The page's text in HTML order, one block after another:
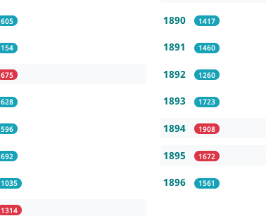
605
154
675
628
596
692
1035
1314
1890 1417
1891 1460
1892 1260
1893 1723
1894 1908
1895 1672
1896 1561